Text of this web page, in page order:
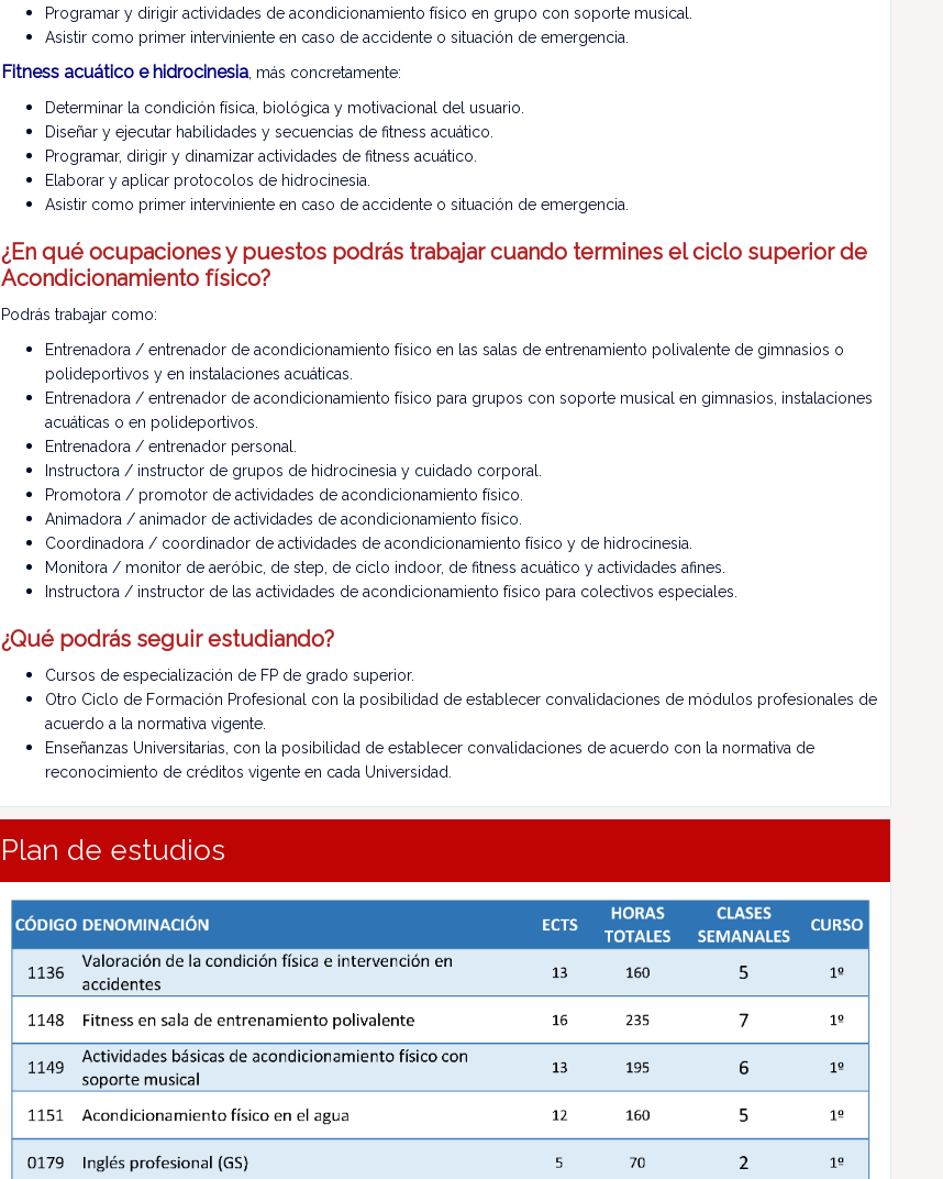
Programar y dirigir actividades de acondicionamiento físico en grupo con soporte musical.
Asistir como primer interviniente en caso de accidente o situación de emergencia.
Fitness acuático e hidrocinesia, más concretamente:
Determinar la condición física, biológica y motivacional del usuario.
Diseñar y ejecutar habilidades y secuencias de fitness acuático.
Programar, dirigir y dinamizar actividades de fitness acuático.
Elaborar y aplicar protocolos de hidrocinesia.
Asistir como primer interviniente en caso de accidente o situación de emergencia.
¿En qué ocupaciones y puestos podrás trabajar cuando termines el ciclo superior de
Acondicionamiento físico?
Podrás trabajar como:
Entrenadora / entrenador de acondicionamiento físico en las salas de entrenamiento polivalente de gimnasios o
polideportivos y en instalaciones acuáticas.
Entrenadora / entrenador de acondicionamiento físico para grupos con soporte musical en gimnasios, instalaciones
acuáticas o en polideportivos.
Entrenadora / entrenador personal.
Instructora / instructor de grupos de hidrocinesia y cuidado corporal.
Promotora / promotor de actividades de acondicionamiento físico.
Animadora / animador de actividades de acondicionamiento físico.
Coordinadora / coordinador de actividades de acondicionamiento físico y de hidrocinesia.
Monitora / monitor de aeróbic, de step, de ciclo indoor, de fitness acuático y actividades afines.
Instructora / instructor de las actividades de acondicionamiento físico para colectivos especiales.
¿Qué podrás seguir estudiando?
Cursos de especialización de FP de grado superior.
Otro Ciclo de Formación Profesional con la posibilidad de establecer convalidaciones de módulos profesionales de
acuerdo a la normativa vigente.
Enseñanzas Universitarias, con la posibilidad de establecer convalidaciones de acuerdo con la normativa de
reconocimiento de créditos vigente en cada Universidad.
Plan de estudios